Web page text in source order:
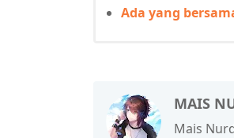
Ada yang
MAIS
Mais